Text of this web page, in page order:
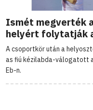
Ismét megverték
helyért folytatják
A csoportkör után a
as fiú kézilabda-válogatott
Eb-n.